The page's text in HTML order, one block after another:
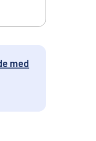
med